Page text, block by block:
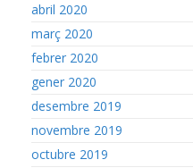
abril 2020
març 2020
febrer 2020
gener 2020
desembre 2019
novembre 2019
octubre 2019